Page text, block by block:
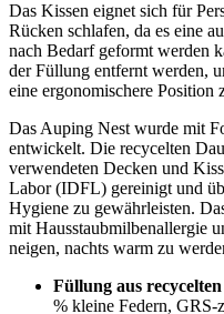
Das Kissen eignet sich für
Rücken schlafen, da es eine
nach Bedarf geformt werden
der Füllung entfernt werden,
eine ergonomischere Position
Das Auping Nest wurde mit
entwickelt. Die recycelten
verwendeten Decken und
Labor (IDFL) gereinigt und
Hygiene zu gewährleisten.
mit Hausstaubmilbenallergie
neigen, nachts warm zu
Füllung aus
% kleine Federn, GRS-